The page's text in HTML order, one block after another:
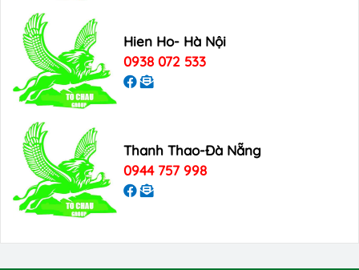
Hien Ho- Hà Nội
0938 072 533
Thanh Thao-Đà Nẵng
0944 757 998